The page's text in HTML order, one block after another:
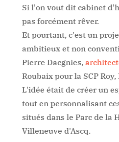
Si l'on vout dit cabinet
pas forcément rêver.
Et pourtant, c'est un
ambitieux et non
Pierre Dacgnies,
Roubaix pour la SCP
L'idée était de créer un
tout en personnalisant
situés dans le Parc de la
Villeneuve d'Ascq.